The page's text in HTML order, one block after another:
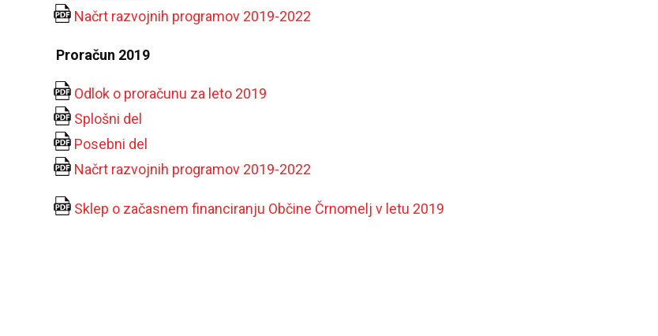
Načrt razvojnih programov 2019-2022
Proračun 2019
Odlok o proračunu za leto 2019
Splošni del
Posebni del
Načrt razvojnih programov 2019-2022
Sklep o začasnem financiranju Občine Črnomelj v letu 2019